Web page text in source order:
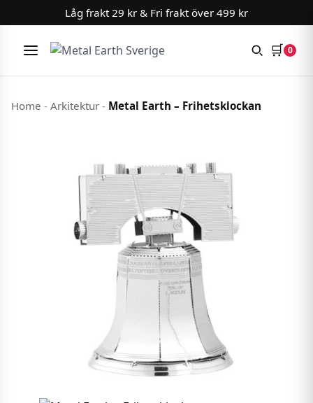
Hoppa till innehåll
Låg frakt 29 kr & Fri frakt över 499 kr
Meny 🛒 0
Home - Arkitektur - Metal Earth – Frihetsklockan